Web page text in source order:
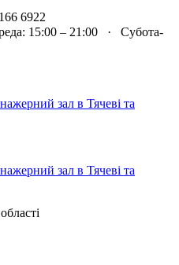
6922
15:00 – 21:00 · Субота-